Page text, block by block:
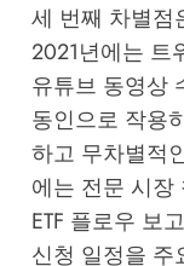
세 번째 차별점
2021년에는 트
유튜브 동영상
동인으로 작용
하고 무차별적
에는 전문 시장
ETF 플로우 보
신청 일정을 주